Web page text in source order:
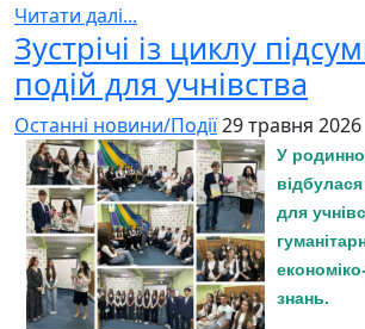
Читати далі...
Зустрічі із циклу
подій для учнівства
Останні новини/Події29 травня 2026
У
для
знань.